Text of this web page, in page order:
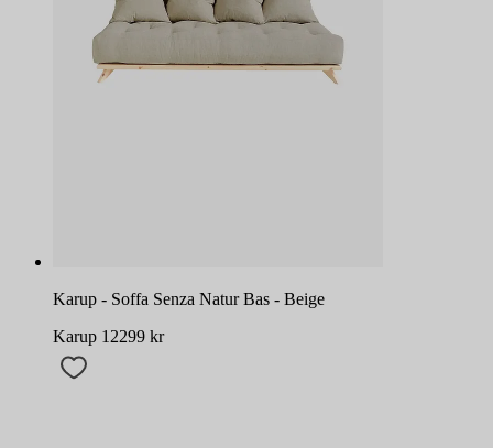
Karup - Soffa Senza Natur Bas - Beige
Karup 12299 kr